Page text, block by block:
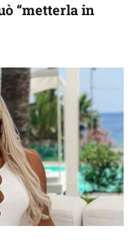
“metterla in